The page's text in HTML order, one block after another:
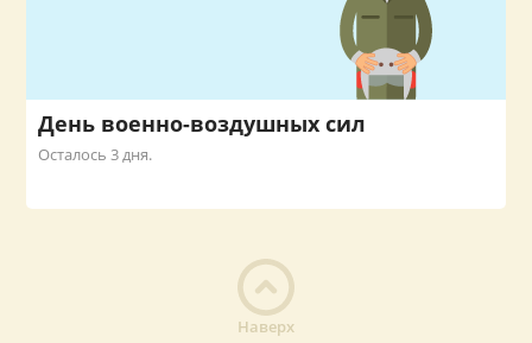
День военно-воздушных сил
Осталось 3 дня.
Наверх